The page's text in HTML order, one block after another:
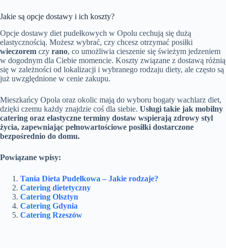
Jakie są opcje dostawy i ich koszty?
Opcje dostawy diet pudełkowych w Opolu cechują się dużą
elastycznością. Możesz wybrać, czy chcesz otrzymać posiłki
wieczorem czy rano, co umożliwia cieszenie się świeżym jedzeniem
w dogodnym dla Ciebie momencie. Koszty związane z dostawą różnią
się w zależności od lokalizacji i wybranego rodzaju diety, ale często są
już uwzględnione w cenie zakupu.
Mieszkańcy Opola oraz okolic mają do wyboru bogaty wachlarz diet,
dzięki czemu każdy znajdzie coś dla siebie. Usługi takie jak mobilny
catering oraz elastyczne terminy dostaw wspierają zdrowy styl
życia, zapewniając pełnowartościowe posiłki dostarczone
bezpośrednio do domu.
Powiązane wpisy:
Tania Dieta Pudełkowa – Jakie rodzaje?
Catering dietetyczny
Catering Olsztyn
Catering Gdynia
Catering Rzeszów